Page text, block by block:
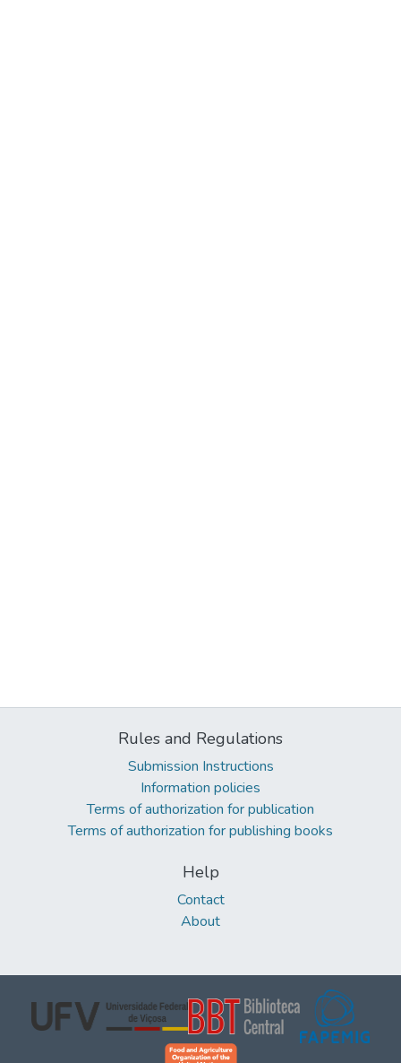
Rules and Regulations
Submission Instructions
Information policies
Terms of authorization for publication
Terms of authorization for publishing books
Help
Contact
About